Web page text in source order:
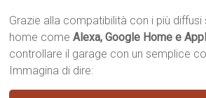
Grazie alla compatibilità con i più
home comeAlexa, Google Home e
controllare il garage con un semplice
Immagina di dire: